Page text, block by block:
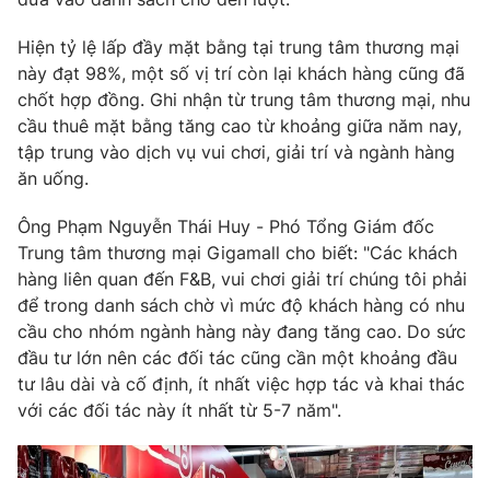
Nhân vật
Khán giả
Giải sao mai
Giải trí
Điện ảnh
Âm nhạc
Sao
Đời sống
Du lịch
Làm đẹp
Giáo dục
Tuyển sinh
Học trực tuyến
Công nghệ
Hitech Công nghệ tương lai
Sản phẩm
Thị trường
Tư vấn
Giao lưu trực tuyến
Lịch phát sóng
Chuyên mục khác
Emagazine Podcast
Hiện tỷ lệ lấp đầy mặt bằng tại trung tâm thương mại
này đạt 98%, một số vị trí còn lại khách hàng cũng đã
chốt hợp đồng. Ghi nhận từ trung tâm thương mại, nhu
cầu thuê mặt bằng tăng cao từ khoảng giữa năm nay,
tập trung vào dịch vụ vui chơi, giải trí và ngành hàng
ăn uống.
Ông Phạm Nguyễn Thái Huy - Phó Tổng Giám đốc
Trung tâm thương mại Gigamall cho biết: "Các khách
hàng liên quan đến F&B, vui chơi giải trí chúng tôi phải
để trong danh sách chờ vì mức độ khách hàng có nhu
cầu cho nhóm ngành hàng này đang tăng cao. Do sức
đầu tư lớn nên các đối tác cũng cần một khoảng đầu
tư lâu dài và cố định, ít nhất việc hợp tác và khai thác
với các đối tác này ít nhất từ 5-7 năm".